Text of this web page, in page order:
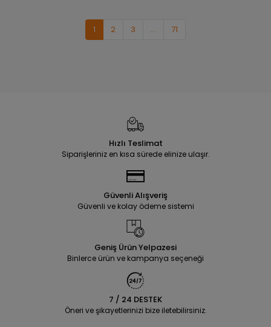
1 2 3 ... 71
Hızlı Teslimat
Siparişleriniz en kısa sürede elinize ulaşır.
Güvenli Alışveriş
Güvenli ve kolay ödeme sistemi
Geniş Ürün Yelpazesi
Binlerce ürün ve kampanya seçeneği
7 / 24 DESTEK
Öneri ve şikayetlerinizi bize iletebilirsiniz.